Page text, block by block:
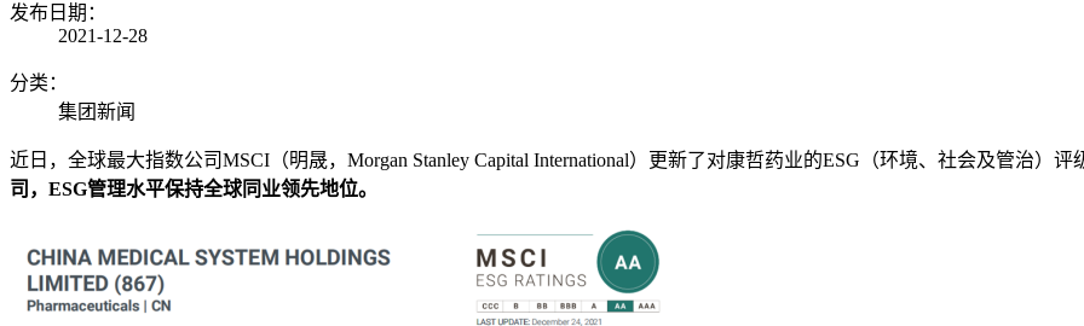
发布日期：
2021-12-28
分类：
集团新闻
近日，全球最大指数公司MSCI （明晟， Morgan Stanley Capital International）更新了对康哲药业的ESG （环境、社会及管治）评
司， ESG管理水平保持全球同业领先地位。